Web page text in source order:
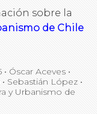
sobre la
de Chile
• Óscar Aceves •
• Sebastián López •
y Urbanismo de